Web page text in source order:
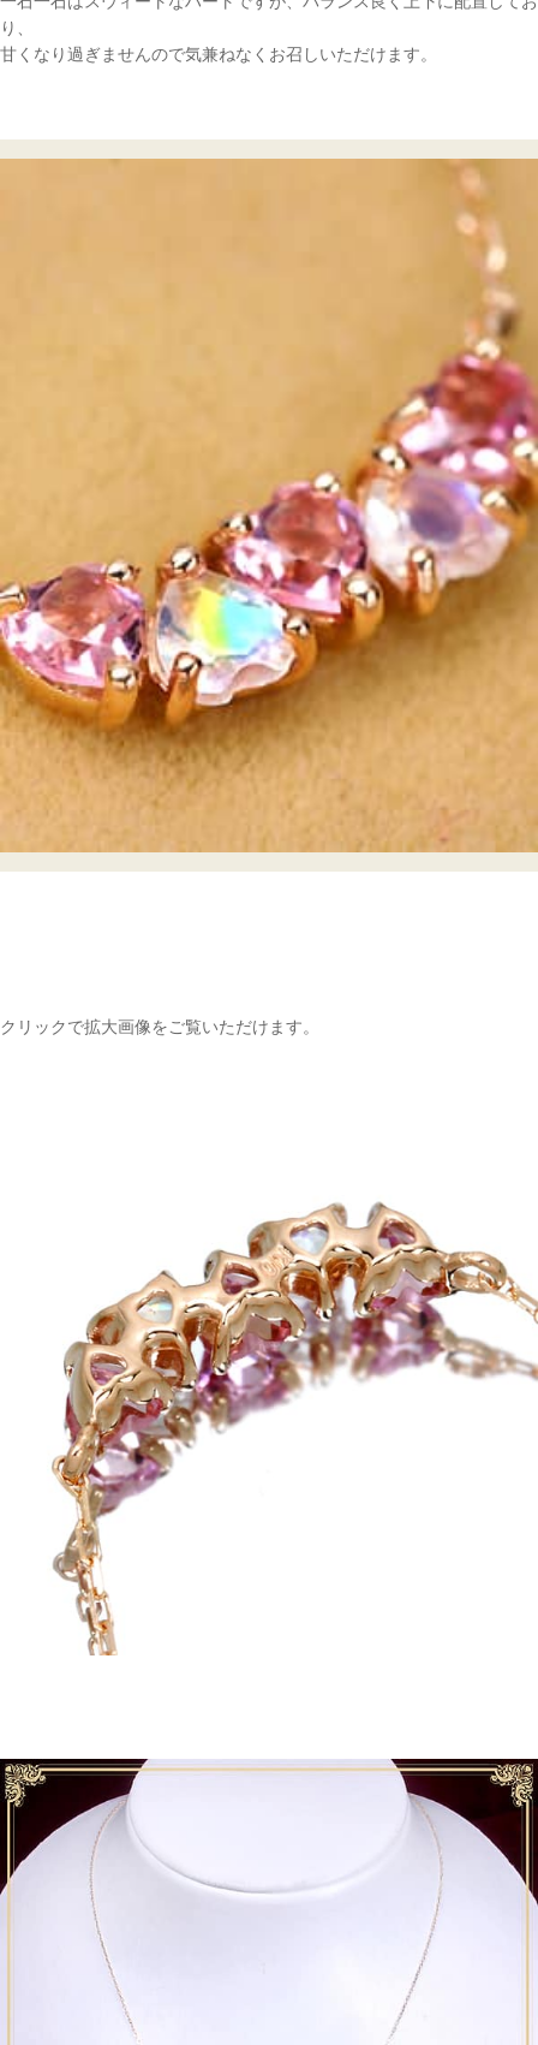
り、
甘くなり過ぎませんので気兼ねなくお召しいただけます。
クリックで拡大画像をご覧いただけます。